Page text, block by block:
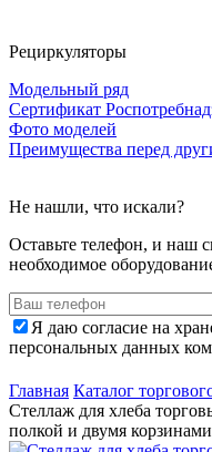
Рециркуляторы
Модельный ряд
Сертификат
Фото моделей
Преимущества перед
Не нашли, что искали?
Оставьте телефон, и наш
необходимое
Я даю согласие на
персональных данных
Главная Каталог
Стеллаж для хлеба
полкой и двумя корзинами